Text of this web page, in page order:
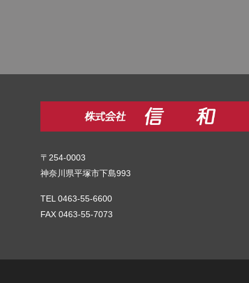
〒254-0003
神奈川県平塚市下島993
TEL 0463-55-6600
FAX 0463-55-7073